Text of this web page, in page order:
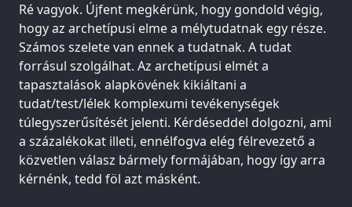
Ré vagyok. Újfent megkérünk, hogy gondold végig,
hogy az archetípusi elme a mélytudatnak egy része.
Számos szelete van ennek a tudatnak. A tudat
forrásul szolgálhat. Az archetípusi elmét a
tapasztalások alapkövének kikiáltani a
tudat/test/lélek komplexumi tevékenységek
túlegyszerűsítését jelenti. Kérdéseddel dolgozni, ami
a százalékokat illeti, ennélfogva elég félrevezető a
közvetlen válasz bármely formájában, hogy így arra
kérnénk, tedd föl azt másként.